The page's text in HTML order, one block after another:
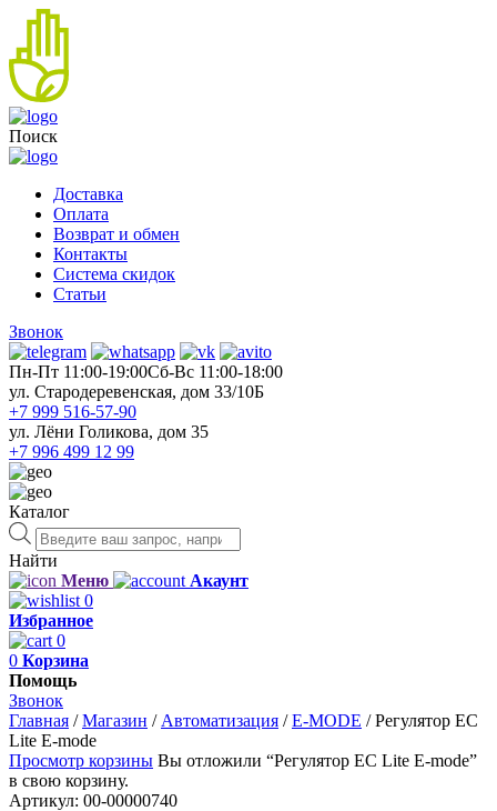
Поиск
Доставка
Оплата
Возврат и обмен
Контакты
Система скидок
Статьи
Звонок
Пн-Пт 11:00-19:00Cб-Вс 11:00-18:00
ул. Стародеревенская, дом 33/10Б
+7 999 516-57-90
ул. Лёни Голикова, дом 35
+7 996 499 12 99
Каталог
Поиск
товаров
Найти
Меню
Акаунт
0
Избранное
0
0 Корзина
Помощь
Звонок
Главная /Магазин / Автоматизация /E-MODE /Регулятор EC
Lite E-mode
Просмотр корзины Вы отложили “Регулятор EC Lite E-mode”
в свою корзину.
Артикул: 00-00000740